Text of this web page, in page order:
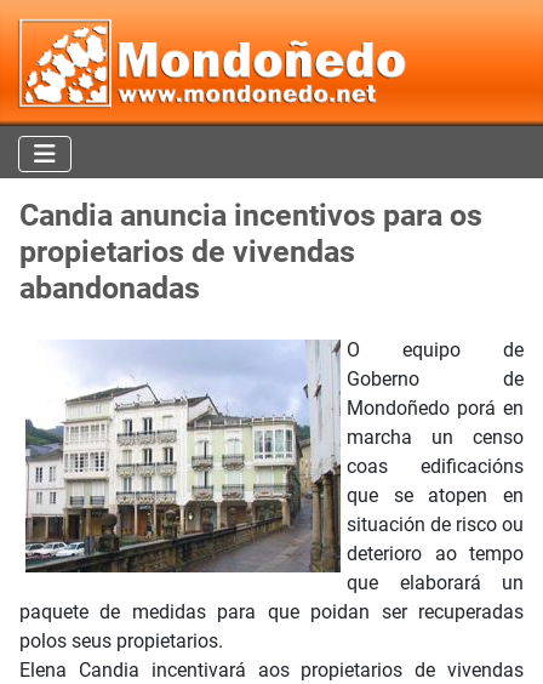
Candia anuncia incentivos para os
propietarios de vivendas
abandonadas
O equipo de
Goberno de
Mondoñedo porá en
marcha un censo
coas edificacións
que se atopen en
situación de risco ou
deterioro ao tempo
que elaborará un
paquete de medidas para que poidan ser recuperadas
polos seus propietarios.
Elena Candia incentivará aos propietarios de vivendas